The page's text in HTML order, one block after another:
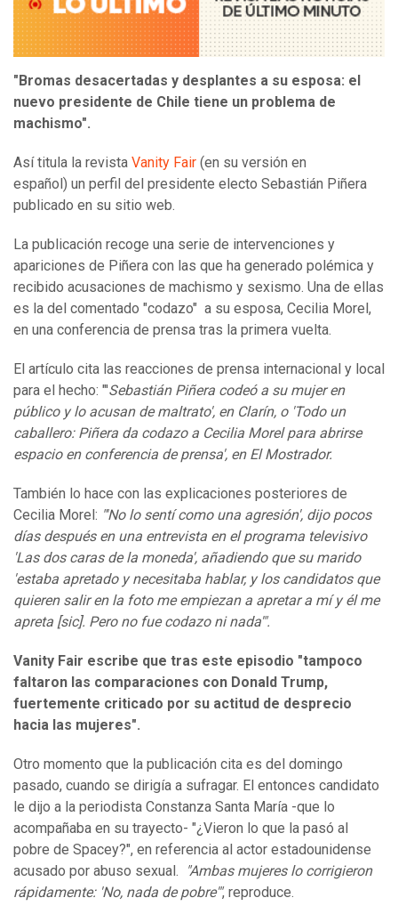
"Bromas desacertadas y desplantes a su esposa: el
nuevo presidente de Chile tiene un problema de
machismo".
Así titula la revista Vanity Fair (en su versión en
español) un perfil del presidente electo Sebastián Piñera
publicado en su sitio web.
La publicación recoge una serie de intervenciones y
apariciones de Piñera con las que ha generado polémica y
recibido acusaciones de machismo y sexismo. Una de ellas
es la del comentado "codazo" a su esposa, Cecilia Morel,
en una conferencia de prensa tras la primera vuelta.
El artículo cita las reacciones de prensa internacional y local
para el hecho: "'Sebastián Piñera codeó a su mujer en
público y lo acusan de maltrato', en Clarín, o 'Todo un
caballero: Piñera da codazo a Cecilia Morel para abrirse
espacio en conferencia de prensa', en El Mostrador.
También lo hace con las explicaciones posteriores de
Cecilia Morel: "'No lo sentí como una agresión', dijo pocos
días después en una entrevista en el programa televisivo
'Las dos caras de la moneda', añadiendo que su marido
'estaba apretado y necesitaba hablar, y los candidatos que
quieren salir en la foto me empiezan a apretar a mí y él me
apreta [sic]. Pero no fue codazo ni nada'".
Vanity Fair escribe que tras este episodio "tampoco
faltaron las comparaciones con Donald Trump,
fuertemente criticado por su actitud de desprecio
hacia las mujeres".
Otro momento que la publicación cita es del domingo
pasado, cuando se dirigía a sufragar. El entonces candidato
le dijo a la periodista Constanza Santa María -que lo
acompañaba en su trayecto- "¿Vieron lo que la pasó al
pobre de Spacey?", en referencia al actor estadounidense
acusado por abuso sexual.
"Ambas mujeres lo corrigieron
rápidamente: 'No, nada de pobre'", reproduce.